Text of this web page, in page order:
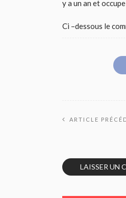
y a un an et
Ci –dessous le
ARTICLE
LAISSER UN